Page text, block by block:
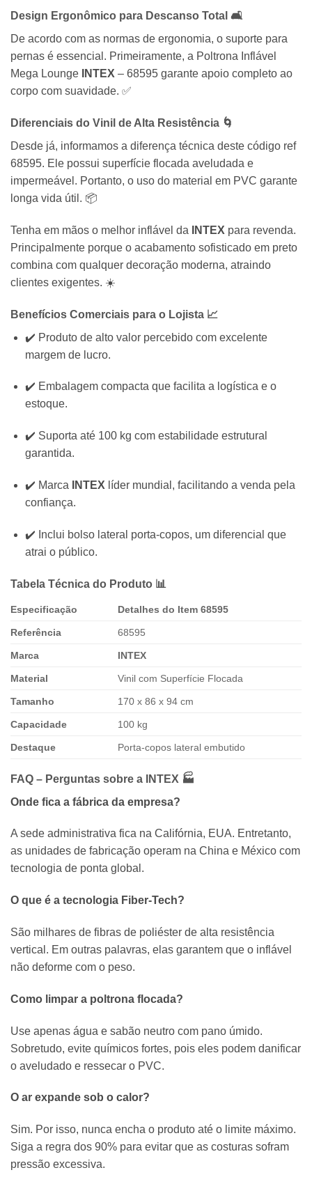
Design Ergonômico para Descanso Total 🛋️
De acordo com as normas de ergonomia, o suporte para
pernas é essencial. Primeiramente, a Poltrona Inflável
Mega Lounge
INTEX – 68595 garante apoio completo ao
corpo com suavidade. ✅
Diferenciais do Vinil de Alta Resistência 🌀
Desde já, informamos a diferença técnica deste código ref
68595. Ele possui superfície flocada aveludada e
impermeável. Portanto, o uso do material em PVC garante
longa vida útil. 📦
Tenha em mãos o melhor inflável da INTEX para revenda.
Principalmente porque o acabamento sofisticado em preto
combina com qualquer decoração moderna, atraindo
clientes exigentes. ☀️
Benefícios Comerciais para o Lojista 📈
✔️ Produto de alto valor percebido com excelente
margem de lucro.
✔️ Embalagem compacta que facilita a logística e o
estoque.
✔️ Suporta até 100 kg com estabilidade estrutural
garantida.
✔️ Marca INTEX líder mundial, facilitando a venda pela
confiança.
✔️ Inclui bolso lateral porta-copos, um diferencial que
atrai o público.
Tabela Técnica do Produto 📊
Especificação Detalhes do Item 68595
Referência 68595
Marca INTEX
Material Vinil com Superfície Flocada
Tamanho 170 x 86 x 94 cm
Capacidade 100 kg
Destaque Porta-copos lateral embutido
FAQ – Perguntas sobre a INTEX 🏭
Onde fica a fábrica da empresa?
A sede administrativa fica na Califórnia, EUA. Entretanto,
as unidades de fabricação operam na China e México com
tecnologia de ponta global.
O que é a tecnologia Fiber-Tech?
São milhares de fibras de poliéster de alta resistência
vertical. Em outras palavras, elas garantem que o inflável
não deforme com o peso.
Como limpar a poltrona flocada?
Use apenas água e sabão neutro com pano úmido.
Sobretudo, evite químicos fortes, pois eles podem danificar
o aveludado e ressecar o PVC.
O ar expande sob o calor?
Sim. Por isso, nunca encha o produto até o limite máximo.
Siga a regra dos 90% para evitar que as costuras sofram
pressão excessiva.